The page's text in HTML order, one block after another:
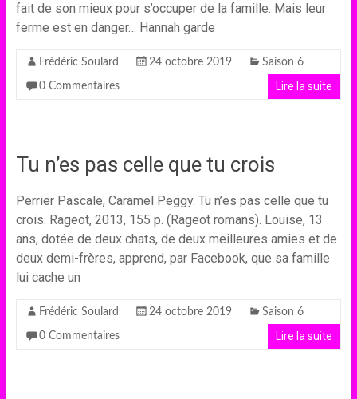
fait de son mieux pour s’occuper de la famille. Mais leur
ferme est en danger… Hannah garde
Frédéric Soulard 24 octobre 2019 Saison 6
0 Commentaires Lire la suite
Tu n’es pas celle que tu crois
Perrier Pascale, Caramel Peggy. Tu n’es pas celle que tu
crois. Rageot, 2013, 155 p. (Rageot romans). Louise, 13
ans, dotée de deux chats, de deux meilleures amies et de
deux demi-frères, apprend, par Facebook, que sa famille
lui cache un
Frédéric Soulard 24 octobre 2019 Saison 6
0 Commentaires Lire la suite